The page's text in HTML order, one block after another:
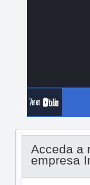
Acceda a
empresa